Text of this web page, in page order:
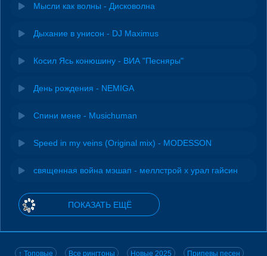
Мысли как волны - Дисковолна
Дыхание в унисон - DJ Maximus
Косил Ясь конюшину - ВИА "Песняры"
День рождения - NEMIGA
Спини мене - Musichuman
Speed in my veins (Original mix) - MODESSON
священная война мэшап - меллстрой х урал гайсин
ПОКАЗАТЬ ЕЩЁ
↑ Топовые Все рингтоны Новые 2025 Припевы песен